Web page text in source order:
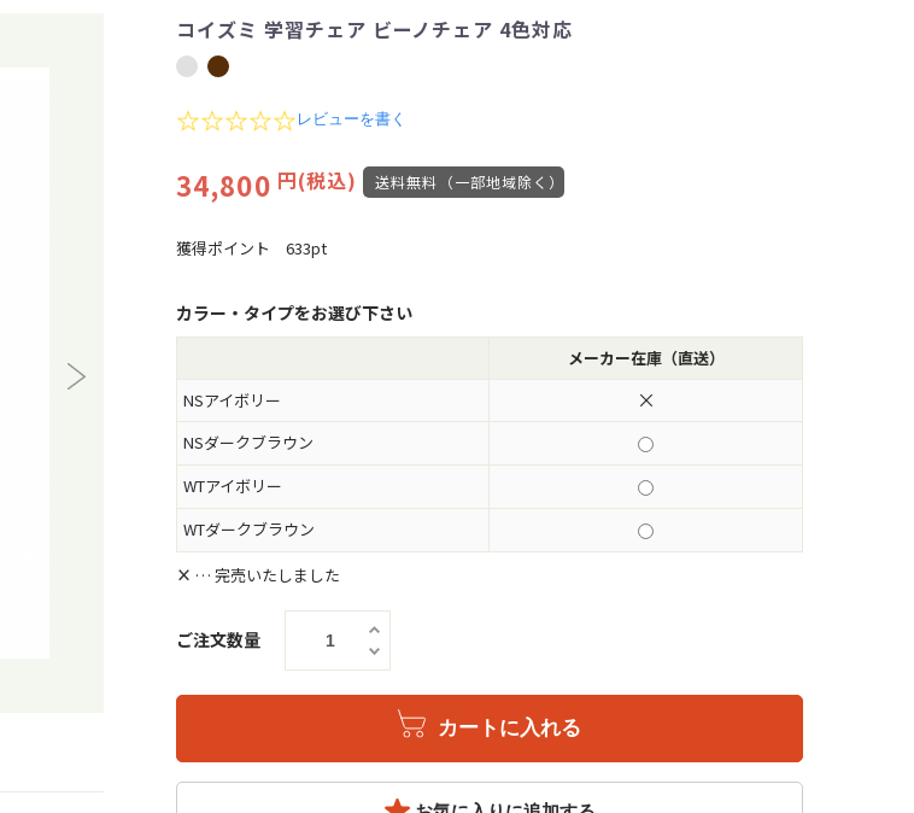
コイズミ 学習チェア ビーノチェア 4色対応
0
s
t
r
r
t
i
n
レビューを書く
34,800 円(税込) 送料無料（一部地域除く）
獲得ポイント 633pt
カラー・タイプをお選び下さい
メーカー在庫（直送）
NSアイボリー
×
NSダークブラウン
WTアイボリー
WTダークブラウン
× … 完売いたしました
ご注文数量
カートに入れる